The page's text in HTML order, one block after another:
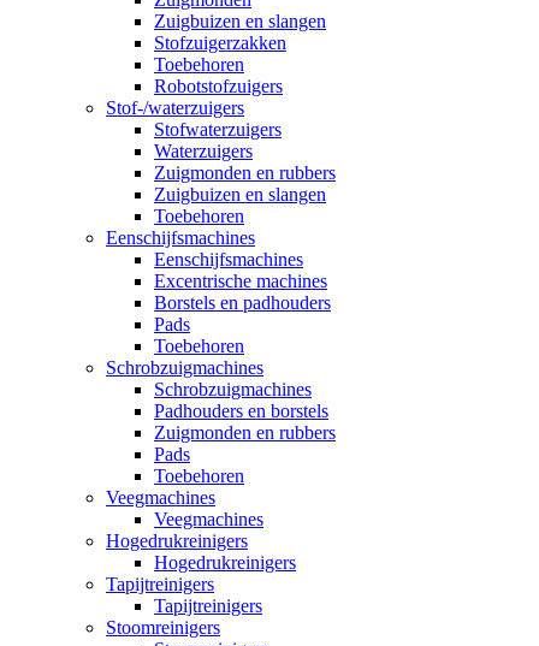
Zuigbuizen en slangen
Stofzuigerzakken
Toebehoren
Robotstofzuigers
Stof-/waterzuigers
Stofwaterzuigers
Waterzuigers
Zuigmonden en rubbers
Zuigbuizen en slangen
Toebehoren
Eenschijfsmachines
Eenschijfsmachines
Excentrische machines
Borstels en padhouders
Pads
Toebehoren
Schrobzuigmachines
Schrobzuigmachines
Padhouders en borstels
Zuigmonden en rubbers
Pads
Toebehoren
Veegmachines
Veegmachines
Hogedrukreinigers
Hogedrukreinigers
Tapijtreinigers
Tapijtreinigers
Stoomreinigers